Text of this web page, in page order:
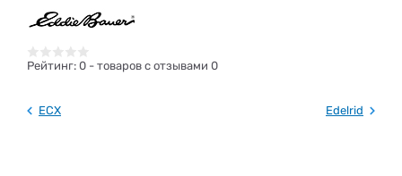
Рейтинг: 0 - товаров с отзывами 0
ECX Edelrid